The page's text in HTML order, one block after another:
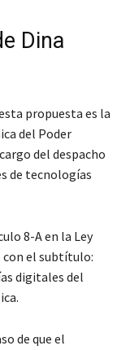
Dina
propuesta es la
del Poder
del despacho
de tecnologías
8-A en la Ley
con el subtítulo:
digitales del
de que el